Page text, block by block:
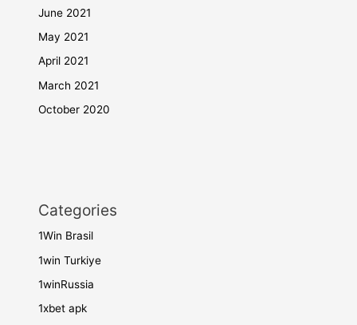
June 2021
May 2021
April 2021
March 2021
October 2020
Categories
1Win Brasil
1win Turkiye
1winRussia
1xbet apk